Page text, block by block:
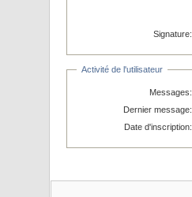
Signature:
Activité de l'utilisateur
Messages:
Dernier message:
Date d'inscription: